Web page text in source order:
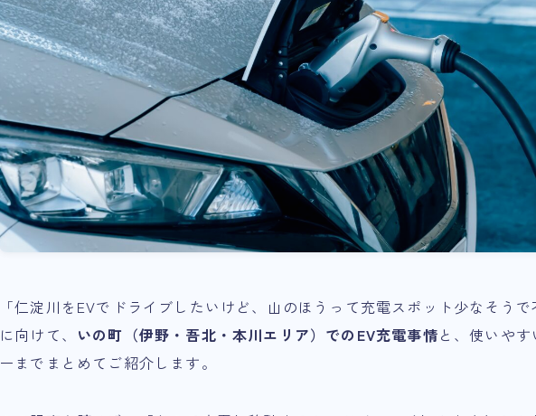
「仁淀川をEVでドライブしたいけど、山のほうって充電スポット少なそう
に向けて、 いの町（伊野・吾北・本川エリア）でのEV充電事情と、使いや
ーまでまとめてご紹介します。